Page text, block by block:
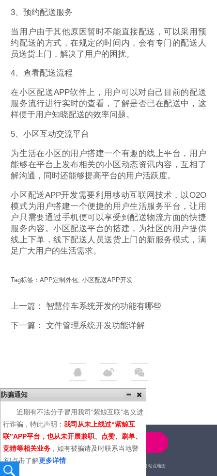
3、预约配送服务
当用户由于其他原因暂时不能直接配送，可以采用预
约配送的方式，在规定的时间内，会有专门的配送人
员送货上门，解决了用户的困扰。
4、查看配送流程
在小区配送APP软件上，用户可以对自己目前的配送
服务流行进行实时的查看，了解是否已在配送中，这
样便于用户知晓配送的效率问题。
5、小区互动交流平台
为生活在小区的用户搭建一个有趣的线上平台，用户
能够在平台上发布相关的小区动态资讯内容，互相了
解沟通，同时还能够提高平台的用户活跃度。
小区配送APP开发需要利用移动互联网技术，以O2O
模式为用户搭建一个便捷的用户生活服务平台，让用
户只需要通过手机便可以享受到配送物流方面的快捷
服务内容。小区配送平台的搭建，为社区的用户提供
线上下单，线下配送人员送货上门的新服务模式，满
足广大用户的生活需求。
Tag标签：APP定制外包 ,小区配送APP开发
上一篇： 智慧停车系统开发的功能有哪些
下一篇：文件管理系统开发功能详解
4000-600-366
站点地图
防骗通知
近期有不法分子冒用我司“紫鲸互联”名义进
行诈骗，特此声明： 我司从未上线过“紫鲸互
联”APP平台，也从未开展兼职、点赞、刷单、
竞猜等相关业务 ，如有被骗请及时联系当地警
方!点击了解更多详情